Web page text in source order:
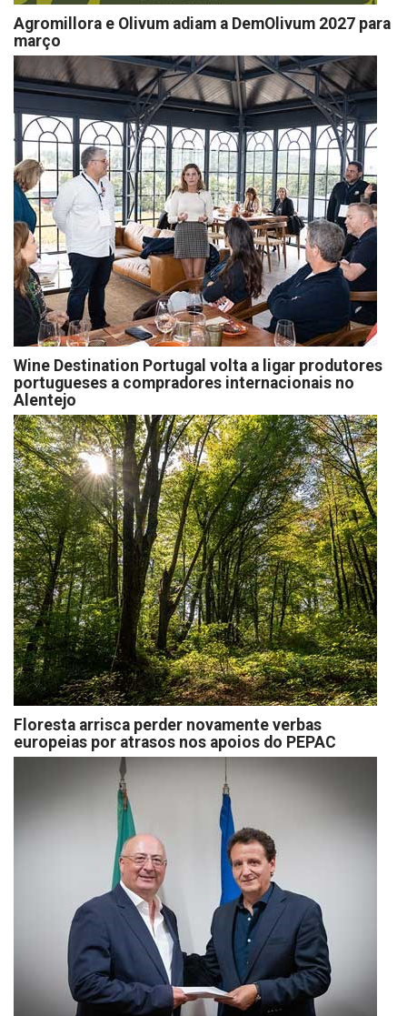
Agromillora e Olivum adiam a DemOlivum 2027 para
março
Wine Destination Portugal volta a ligar produtores
portugueses a compradores internacionais no
Alentejo
Floresta arrisca perder novamente verbas
europeias por atrasos nos apoios do PEPAC